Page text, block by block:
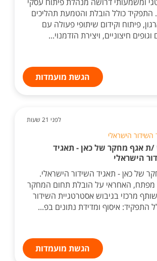
התפקיד כולל הובלת והטמעת תהליכים
פיתוח וקידום שיתופי פעולה עם
חיצוניים, ויצירת הזדמנוי...
הגשת מועמדות
לפני 21 שעות
השידור הישראלי
ת אגף מחקר של כאן - תאגיד
הישראלי
של כאן - תאגיד השידור הישראלי.
מפתח, האחראי על הובלת תחום המחקר
מרכזי בגיבוש אסטרטגיית השידור
התפקיד: איסוף ומדידת נתונים בפ...
הגשת מועמדות